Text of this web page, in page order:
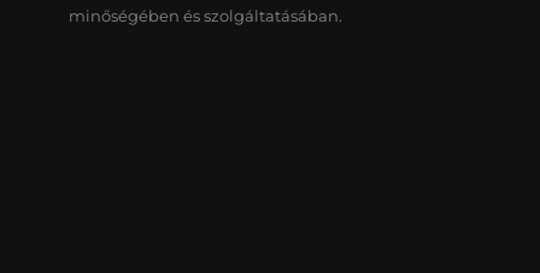
minőségében és szolgáltatásában.